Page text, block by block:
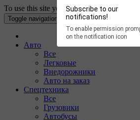
Subscribe to our
notifications!
To enable permission
on the notification icon
To use this site your Internet browser must
Toggle navigation
Авто
Все
Легковые
Внедорожники
Авто на заказ
Спецтехника
Все
Грузовики
Автобусы